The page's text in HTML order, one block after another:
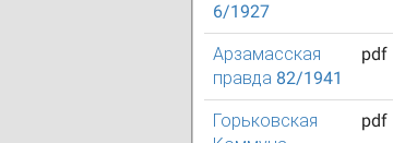
6/1927
Арзамасская
правда 82/1941
pdf
Горьковская
pdf